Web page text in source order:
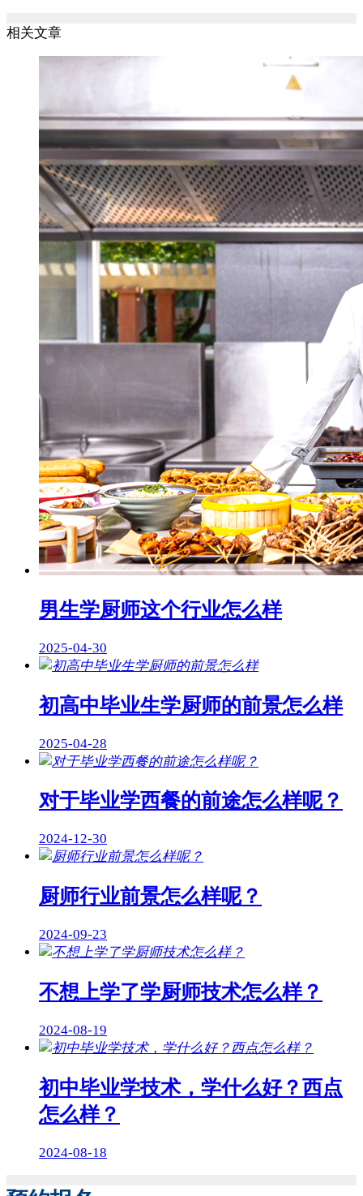
相关文章
男生学厨师这个行业怎么样
2025-04-30
初高中毕业生学厨师的前景怎么样
2025-04-28
对于毕业学西餐的前途怎么样呢？
2024-12-30
厨师行业前景怎么样呢？
2024-09-23
不想上学了学厨师技术怎么样？
2024-08-19
初中毕业学技术，学什么好？西点
怎么样？
2024-08-18